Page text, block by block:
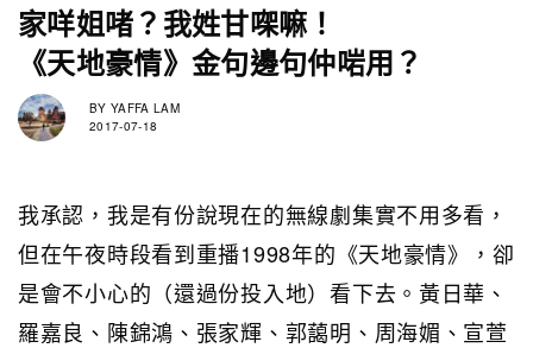
家咩姐啫？我姓甘㗎嘛！
《天地豪情》金句邊句仲啱用？
BY YAFFA LAM
2017-07-18
我承認，我是有份說現在的無線劇集實不用多看，
但在午夜時段看到重播1998年的《天地豪情》，卻
是會不小心的（還過份投入地）看下去。黃日華、
羅嘉良、陳錦鴻、張家輝、郭藹明、周海媚、宣萱